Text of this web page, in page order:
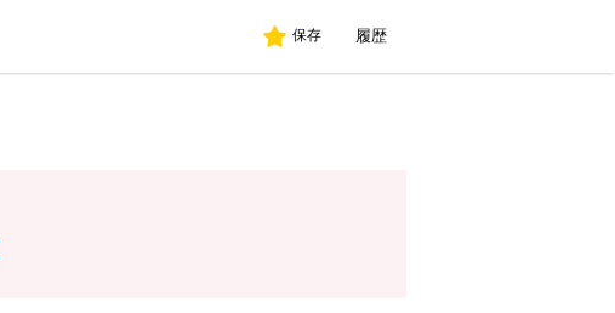
保存 履歴